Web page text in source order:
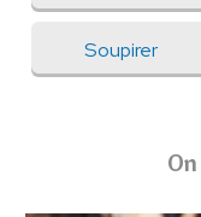
Soupirer